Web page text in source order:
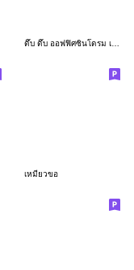
ดึ๊บ ดึ๊บ ออฟฟิศซินโดรม เจ็ด
เหมียวขอ